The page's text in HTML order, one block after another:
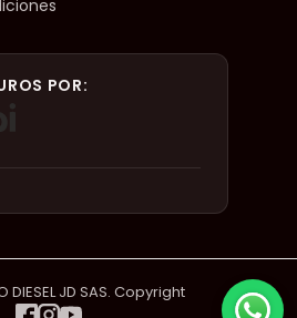
POR:
DIESEL JD SAS. Copyright